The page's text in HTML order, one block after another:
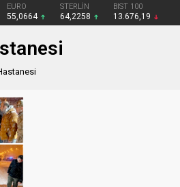
EURO
55,0664
STERLİN
64,2258
BIST 100
13.676,19